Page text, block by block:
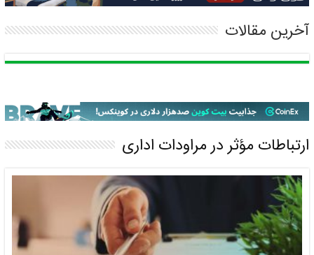
ارتباط بین حل مسئله و سلامت روان
بهمن/۱۹ / ۱۴۰۳
آخرین مقالات
ارتباطات مؤثر در مراودات اداری